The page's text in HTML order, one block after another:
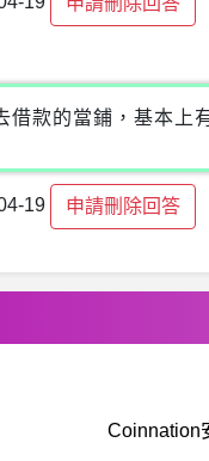
借款的當鋪，基本上
19 申請刪除回答
Coinnation